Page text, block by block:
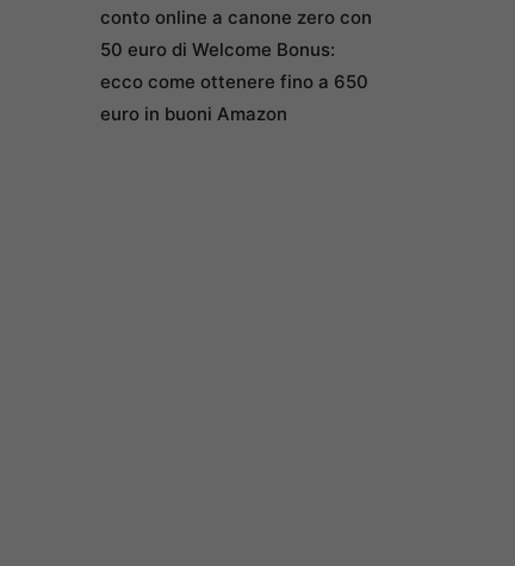
conto online a canone zero con
50 euro di Welcome Bonus:
ecco come ottenere fino a 650
euro in buoni Amazon